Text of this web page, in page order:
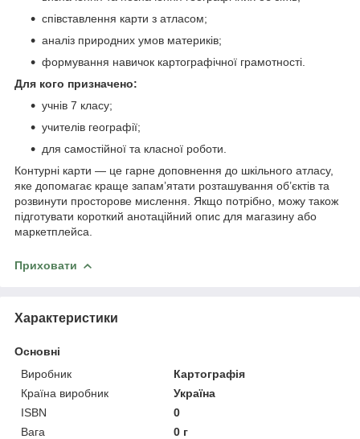
співставлення карти з атласом;
аналіз природних умов материків;
формування навичок картографічної грамотності.
Для кого призначено:
учнів 7 класу;
учителів географії;
для самостійної та класної роботи.
Контурні карти ― це гарне доповнення до шкільного атласу,
яке допомагає краще запам’ятати розташування об’єктів та
розвинути просторове мислення. Якщо потрібно, можу також
підготувати короткий анотаційний опис для магазину або
маркетплейса.
Приховати
Характеристики
Основні
Виробник
Картографія
Країна виробник
Україна
ISBN
0
Вага
0 г